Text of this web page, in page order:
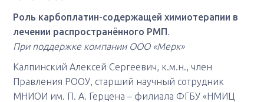
Роль карбоплатин-содержащей химиотерапии в
лечении распространённого РМП.
При поддержке компании ООО «Мерк»
Калпинский Алексей Сергеевич, к.м.н., член
Правления РООУ, старший научный сотрудник
МНИОИ им. П. А. Герцена – филиала ФГБУ «НМИЦ